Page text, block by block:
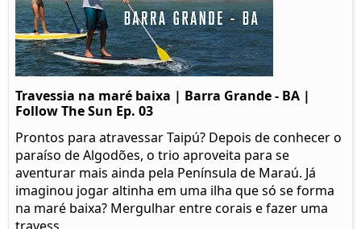
Travessia na maré baixa | Barra Grande - BA |
Follow The Sun Ep. 03
Prontos para atravessar Taipú? Depois de conhecer o
paraíso de Algodões, o trio aproveita para se
aventurar mais ainda pela Península de Maraú. Já
imaginou jogar altinha em uma ilha que só se forma
na maré baixa? Mergulhar entre corais e fazer uma